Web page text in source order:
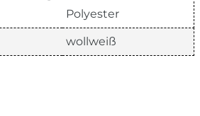
Polyester
wollweiß